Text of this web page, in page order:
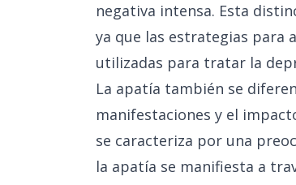
negativa intensa. Esta
ya que las estrategias para
utilizadas para tratar la
La apatía también se
manifestaciones y el
se caracteriza por una
la apatía se manifiesta a